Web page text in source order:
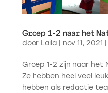
Groep 1-2 naar het
door Laila| nov 11, 2021 |
Groep 1-2 zijn naar het
Ze hebben heel veel
hebben als redactie